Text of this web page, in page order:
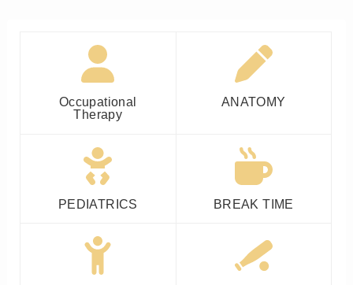
Occupational
Therapy
ANATOMY
PEDIATRICS BREAK TIME